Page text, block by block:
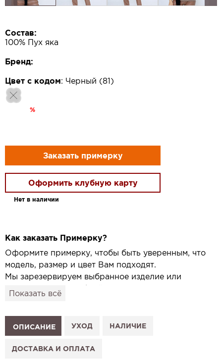
Состав:
100% Пух яка
Бренд:
Цвет с кодом: Черный (81)
%
Заказать примерку
Оформить клубную карту
Нет в наличии
Как заказать Примерку?
Оформите примерку, чтобы быть уверенным, что
модель, размер и цвет Вам подходят.
Мы зарезервируем выбранное изделие или
привезём его в удобный для вас салон и
1. Выберите изделие на сайте.
2. Нажмите «Заказать примерку» и выберите салон.
3. Заполните форму и отправьте заявку.
Показать всё
ОПИСАНИЕ УХОД НАЛИЧИЕ
ДОСТАВКА И ОПЛАТА